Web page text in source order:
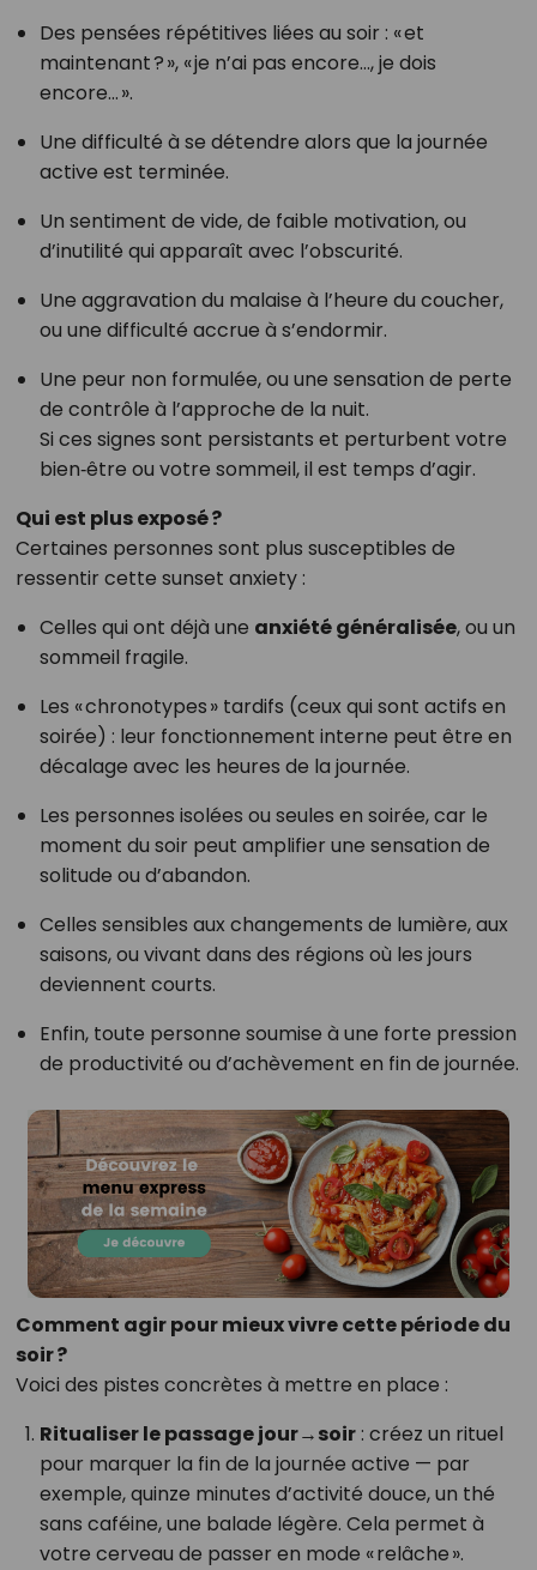
Des pensées répétitives liées au soir : « et
maintenant ? », « je n’ai pas encore…, je dois
encore… ».
Une difficulté à se détendre alors que la journée
active est terminée.
Un sentiment de vide, de faible motivation, ou
d’inutilité qui apparaît avec l’obscurité.
Une aggravation du malaise à l’heure du coucher,
ou une difficulté accrue à s’endormir.
Une peur non formulée, ou une sensation de perte
de contrôle à l’approche de la nuit.
Si ces signes sont persistants et perturbent votre
bien‑être ou votre sommeil, il est temps d’agir.
Qui est plus exposé ?
Certaines personnes sont plus susceptibles de
ressentir cette sunset anxiety :
Celles qui ont déjà une anxiété généralisée, ou un
sommeil fragile.
Les « chronotypes » tardifs (ceux qui sont actifs en
soirée) : leur fonctionnement interne peut être en
décalage avec les heures de la journée.
Les personnes isolées ou seules en soirée, car le
moment du soir peut amplifier une sensation de
solitude ou d’abandon.
Celles sensibles aux changements de lumière, aux
saisons, ou vivant dans des régions où les jours
deviennent courts.
Enfin, toute personne soumise à une forte pression
de productivité ou d’achèvement en fin de journée.
Comment agir pour mieux vivre cette période du
soir ?
Voici des pistes concrètes à mettre en place :
Ritualiser le passage jour→soir: créez un rituel
pour marquer la fin de la journée active — par
exemple, quinze minutes d’activité douce, un thé
sans caféine, une balade légère. Cela permet à
votre cerveau de passer en mode « relâche ».